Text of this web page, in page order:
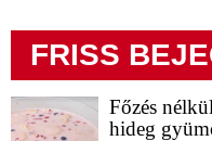
FRISS
Főzés
hideg